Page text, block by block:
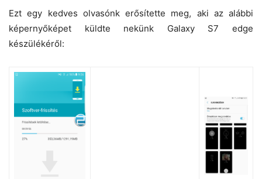
Ezt egy kedves olvasónk erősítette meg, aki az alábbi
képernyőképet küldte nekünk Galaxy S7 edge
készülékéről: